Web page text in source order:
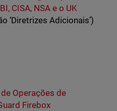
CISA, NSA e o UK
‘Diretrizes Adicionais’)
Operações de
Firebox